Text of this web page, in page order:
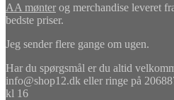
AA mønter og merchandise leveret
bedste priser.
Jeg sender flere gange om ugen.
Har du spørgsmål er du altid
info@shop12.dk eller ringe på
kl 16